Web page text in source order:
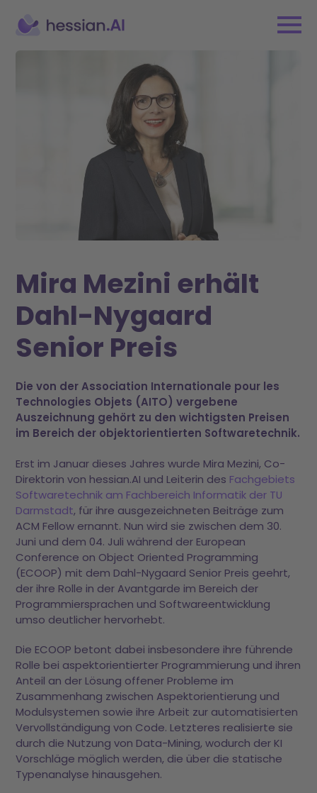
Mira Mezini erhält
Dahl-Nygaard
Senior Preis
Die von der Association Internationale pour les
Technologies Objets (AITO) vergebene
Auszeichnung gehört zu den wichtigsten Preisen
im Bereich der objektorientierten Softwaretechnik.
Erst im Januar dieses Jahres wurde Mira Mezini, Co-
Direktorin von hessian.AI und Leiterin des Fachgebiets
Softwaretechnik am Fachbereich Informatik der TU
Darmstadt, für ihre ausgezeichneten Beiträge zum
ACM Fellow ernannt. Nun wird sie zwischen dem 30.
Juni und dem 04. Juli während der European
Conference on Object Oriented Programming
(ECOOP) mit dem Dahl-Nygaard Senior Preis geehrt,
der ihre Rolle in der Avantgarde im Bereich der
Programmiersprachen und Softwareentwicklung
umso deutlicher hervorhebt.
Die ECOOP betont dabei insbesondere ihre führende
Rolle bei aspektorientierter Programmierung und ihren
Anteil an der Lösung offener Probleme im
Zusammenhang zwischen Aspektorientierung und
Modulsystemen sowie ihre Arbeit zur automatisierten
Vervollständigung von Code. Letzteres realisierte sie
durch die Nutzung von Data-Mining, wodurch der KI
Vorschläge möglich werden, die über die statische
Typenanalyse hinausgehen.